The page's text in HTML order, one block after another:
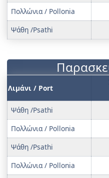
Πολλώνια / Pollonia
Ψάθη /Psathi
Λιμάνι / Port
Ψάθη /Psathi
Πολλώνια / Pollonia
Ψάθη /Psathi
Πολλώνια / Pollonia